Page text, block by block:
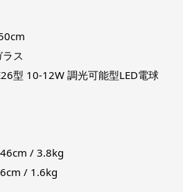
ス
型 10-12W 調光可能型LED電球
/ 3.8kg
/ 1.6kg